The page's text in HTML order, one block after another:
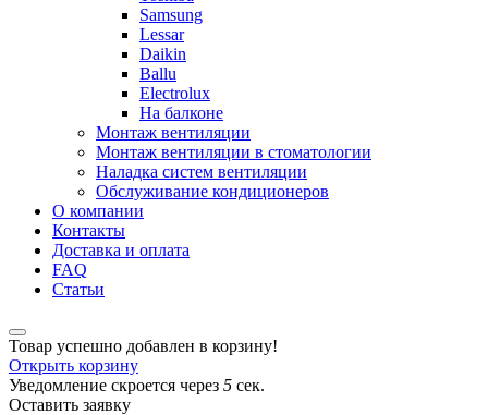
Samsung
Lessar
Daikin
Ballu
Electrolux
На балконе
Монтаж вентиляции
Монтаж вентиляции в стоматологии
Наладка систем вентиляции
Обслуживание кондиционеров
О компании
Контакты
Доставка и оплата
FAQ
Статьи
Товар успешно добавлен в корзину!
Открыть корзину
Уведомление скроется через 5 сек.
Оставить заявку